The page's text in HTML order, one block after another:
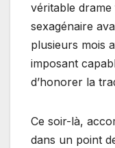
véritable drame
sexagénaire
plusieurs mois
imposant
d’honorer la
Ce soir-là,
dans un point